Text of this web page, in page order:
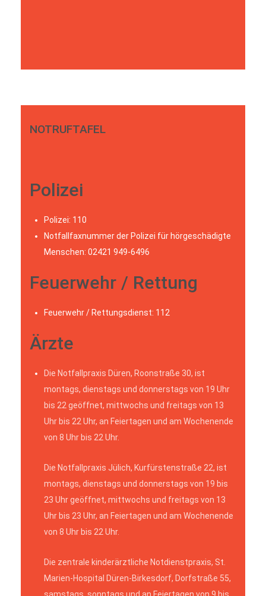
NOTRUFTAFEL
Polizei
Polizei: 110
Notfallfaxnummer der Polizei für hörgeschädigte
Menschen: 02421 949-6496
Feuerwehr / Rettung
Feuerwehr / Rettungsdienst: 112
Ärzte
Die Notfallpraxis Düren, Roonstraße 30, ist
montags, dienstags und donnerstags von 19 Uhr
bis 22 geöffnet, mittwochs und freitags von 13
Uhr bis 22 Uhr, an Feiertagen und am Wochenende
von 8 Uhr bis 22 Uhr.
Die Notfallpraxis Jülich, Kurfürstenstraße 22, ist
montags, dienstags und donnerstags von 19 bis
23 Uhr geöffnet, mittwochs und freitags von 13
Uhr bis 23 Uhr, an Feiertagen und am Wochenende
von 8 Uhr bis 22 Uhr.
Die zentrale kinderärztliche Notdienstpraxis, St.
Marien-Hospital Düren-Birkesdorf, Dorfstraße 55,
samstags, sonntags und an Feiertagen von 9 bis